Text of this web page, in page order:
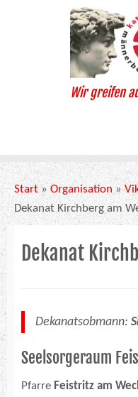
Wir greifen
Start » Organisation »
Dekanat Kirchberg am
Dekanat
Dekanatsobmann:
Seelsorgeraum
Pfarre Feistritz am